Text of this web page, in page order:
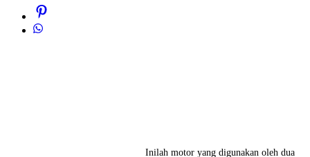
Inilah motor yang digunakan oleh dua